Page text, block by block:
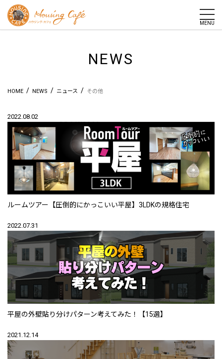
MENU
HOME / NEWS / ニュース / その他
NEWS
2022.08.02
ルームツアー【圧倒的にかっこいい平屋】3LDKの規格住宅
2022.07.31
平屋の外壁貼り分けパターン考えてみた！【15選】
2021.12.14